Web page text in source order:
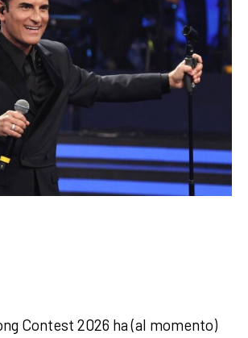
Contest 2026 ha (al momento)